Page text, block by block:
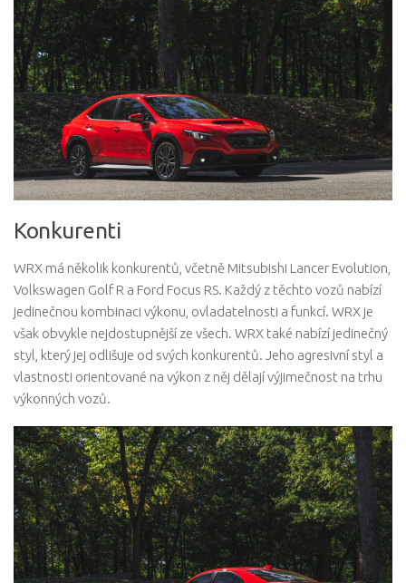
Konkurenti
WRX má několik konkurentů, včetně Mitsubishi Lancer Evolution,
Volkswagen Golf R a Ford Focus RS. Každý z těchto vozů nabízí
jedinečnou kombinaci výkonu, ovladatelnosti a funkcí. WRX je
však obvykle nejdostupnější ze všech. WRX také nabízí jedinečný
styl, který jej odlišuje od svých konkurentů. Jeho agresivní styl a
vlastnosti orientované na výkon z něj dělají výjimečnost na trhu
výkonných vozů.